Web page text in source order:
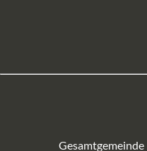
Gesamtgemeinde